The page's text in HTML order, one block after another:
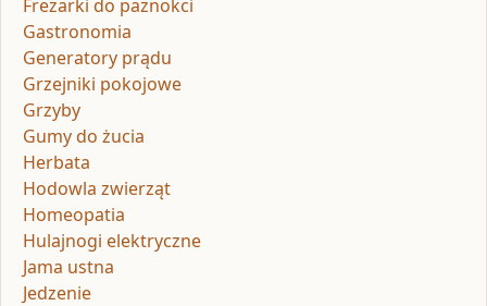
Frezarki do paznokci
Gastronomia
Generatory prądu
Grzejniki pokojowe
Grzyby
Gumy do żucia
Herbata
Hodowla zwierząt
Homeopatia
Hulajnogi elektryczne
Jama ustna
Jedzenie